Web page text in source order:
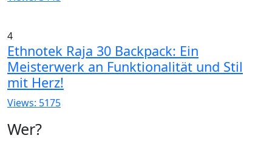
4
Ethnotek Raja 30 Backpack: Ein
Meisterwerk an Funktionalität und Stil
mit Herz!
Views: 5175
Wer?